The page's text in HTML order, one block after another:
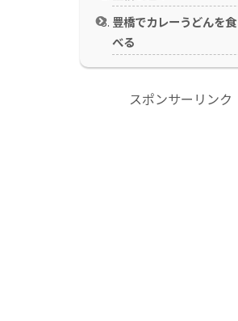
豊橋でカレーうどんを食
べる
スポンサーリンク